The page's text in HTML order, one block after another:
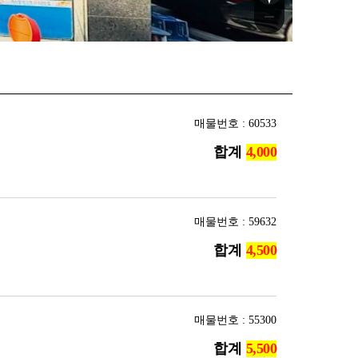
매물번호 : 60533
합계
매물번호 : 59632
합계
매물번호 : 55300
합계